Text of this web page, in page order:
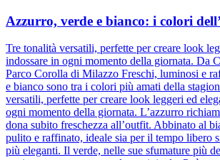
Azzurro, verde e bianco: i colori
Tre tonalità versatili, perfette per creare look
indossare in ogni momento della giornata. Da
Parco Corolla di Milazzo Freschi, luminosi e
e bianco sono tra i colori più amati della
versatili, perfette per creare look leggeri ed
ogni momento della giornata. L’azzurro
dona subito freschezza all’outfit. Abbinato al
pulito e raffinato, ideale sia per il tempo libero
più eleganti. Il verde, nelle sue sfumature più